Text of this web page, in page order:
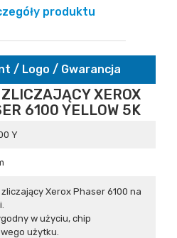
produktu
/ Logo / Gwarancja
XEROX
6100 YELLOW 5K
Y
Xerox Phaser 6100 na
w użyciu, chip
użytku.